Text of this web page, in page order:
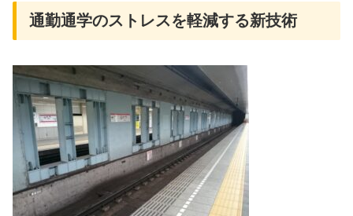
通勤通学のストレスを軽減する新技術